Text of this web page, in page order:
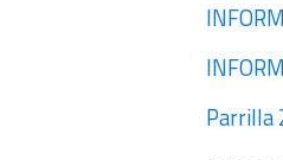
Parrilla